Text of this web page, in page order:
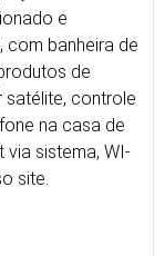
e
com banheira de
de
satélite, controle
na casa de
via sistema, WI-
site.